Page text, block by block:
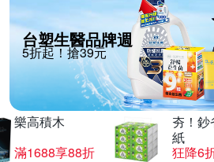
台塑生醫品牌週
5折起！搶39元
樂高積木
滿1688享88折
夯！鈔
紙
狂降6